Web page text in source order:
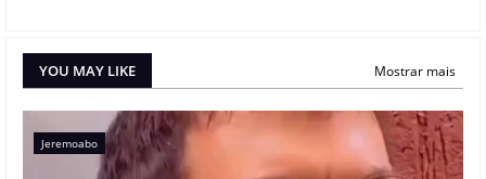
YOU MAY LIKE Mostrar mais
Jeremoabo